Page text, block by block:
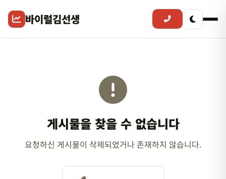
바이럴김선생
게시물을 찾을 수 없습니다
요청하신 게시물이 삭제되었거나 존재하지 않습니다.